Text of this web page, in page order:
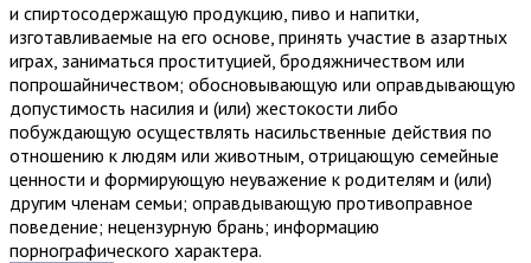
и спиртосодержащую продукцию, пиво и напитки,
изготавливаемые на его основе, принять участие в азартных
играх, заниматься проституцией, бродяжничеством или
попрошайничеством; обосновывающую или оправдывающую
допустимость насилия и (или) жестокости либо
побуждающую осуществлять насильственные действия по
отношению к людям или животным, отрицающую семейные
ценности и формирующую неуважение к родителям и (или)
другим членам семьи; оправдывающую противоправное
поведение; нецензурную брань; информацию
порнографического характера.